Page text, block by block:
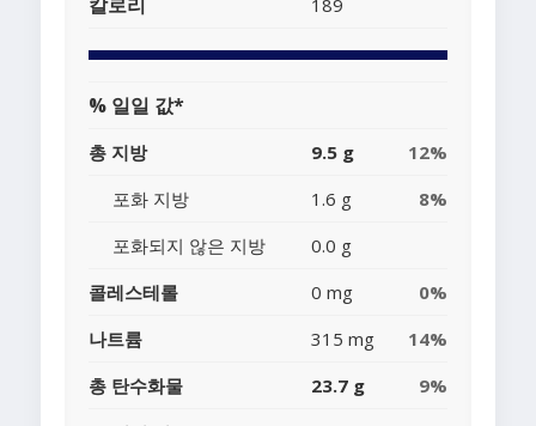
칼로리 189
% 일일 값*
총 지방 9.5 g
12%
포화 지방
1.6 g
8%
포화되지 않은 지방
0.0 g
콜레스테롤
0 mg
0%
나트륨
315 mg
14%
총 탄수화물
23.7 g
9%